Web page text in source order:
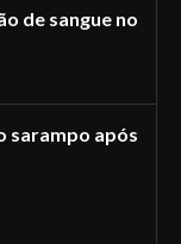
de sangue no
sarampo após